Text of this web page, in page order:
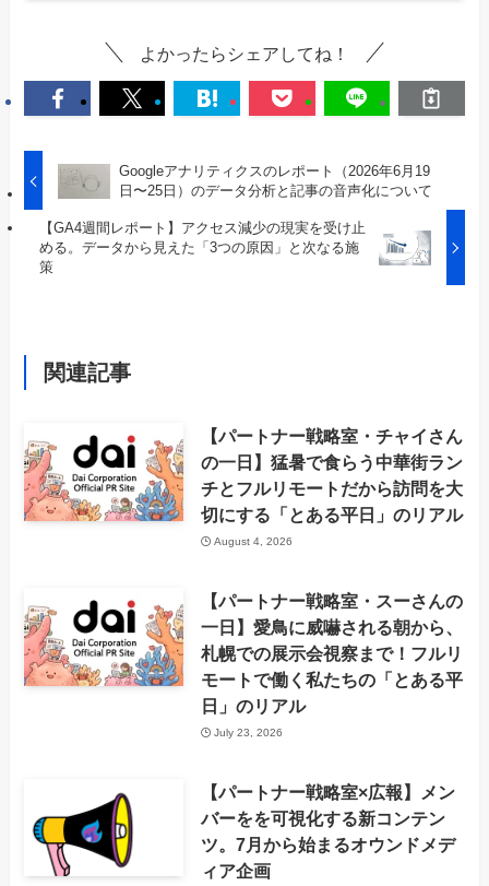
よかったらシェアしてね！
Googleアナリティクスのレポート（2026年6月19
日〜25日）のデータ分析と記事の音声化について
【GA4週間レポート】アクセス減少の現実を受け止
める。データから見えた「3つの原因」と次なる施
策
関連記事
【パートナー戦略室・チャイさん
の一日】猛暑で食らう中華街ラン
チとフルリモートだから訪問を大
切にする「とある平日」のリアル
August 4, 2026
【パートナー戦略室・スーさんの
一日】愛鳥に威嚇される朝から、
札幌での展示会視察まで！フルリ
モートで働く私たちの「とある平
日」のリアル
July 23, 2026
【パートナー戦略室×広報】メン
バーをを可視化する新コンテン
ツ。7月から始まるオウンドメデ
ィア企画